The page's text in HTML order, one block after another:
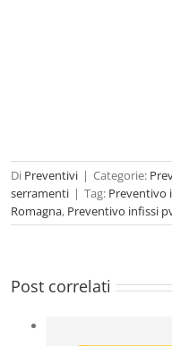
Di Preventivi | Categorie:
serramenti | Tag: Preventivo
Romagna, Preventivo infissi
Post correlati